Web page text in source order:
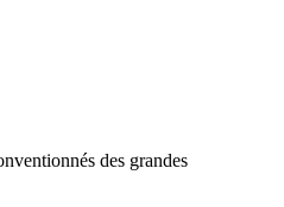
des grandes